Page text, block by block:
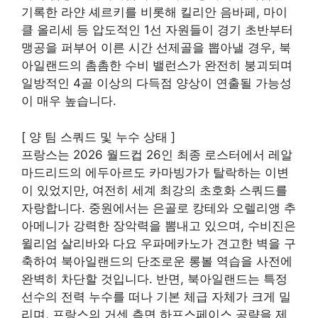
기록한 라얀 셰르키를 비롯해 킬리안 음바페, 마이
클 올리세 등 압도적인 1선 자원들이 경기 초반부터
맹공을 퍼부어 이른 시간 선제골을 뽑아낼 경우, 북
아일랜드의 촘촘한 수비 밸런스가 완전히 붕괴되며
일방적인 4골 이상의 다득점 양상이 연출될 가능성
이 매우 높습니다.
[ 양 팀 스쿼드 및 누수 상태 ]
프랑스는 2026 월드컵 26인 최종 로스터에서 레알
마드리드의 에두아르도 카마빙가가 탈락하는 이변
이 있었지만, 여전히 세계 최강의 초호화 스쿼드를
자랑합니다. 중원에서는 은골로 캉테와 오렐리앵 추
아메니가 강력한 장악력을 뽐내고 있으며, 수비진은
윌리엄 살리바와 다요 우파메카노가 견고한 벽을 구
축하여 북아일랜드의 단조로운 롱볼 역습을 사전에
완벽히 차단할 것입니다. 반면, 북아일랜드는 특정
선수의 전력 누수를 떠나 기본 체급 자체가 크게 밀
리며, 프랑스의 거센 측면 하프스페이스 공략을 제